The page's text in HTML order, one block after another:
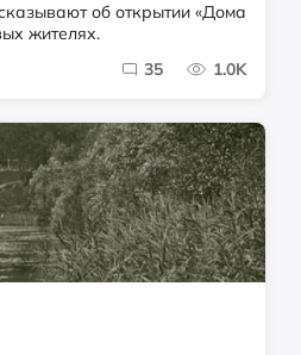
об открытии «Дома
жителях.
35 1.0K